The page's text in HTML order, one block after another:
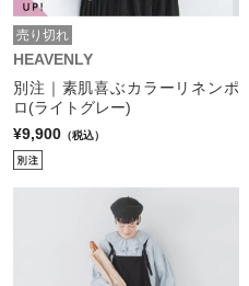
売り切れ
HEAVENLY
別注｜素肌喜ぶカラーリネンポ
ロ(ライトグレー)
¥9,900 （税込）